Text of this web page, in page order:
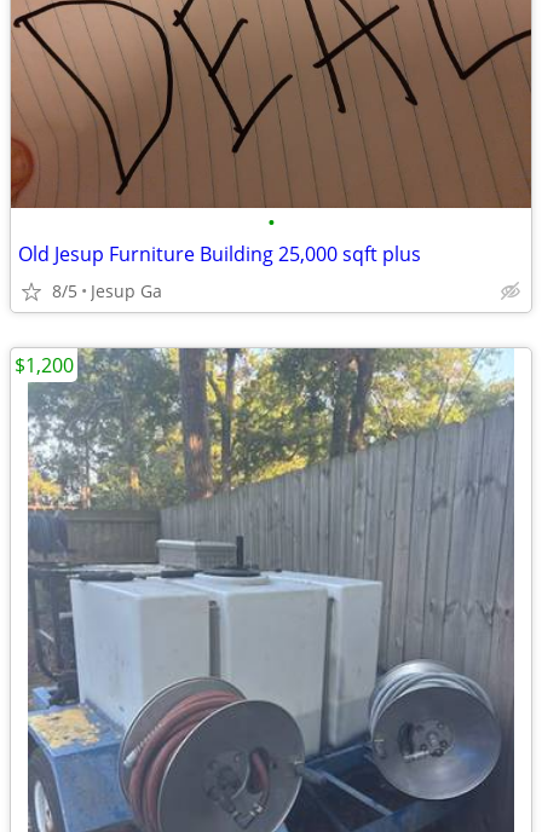
•
Old Jesup Furniture Building 25,000 sqft plus
8/5 Jesup Ga
$1,200